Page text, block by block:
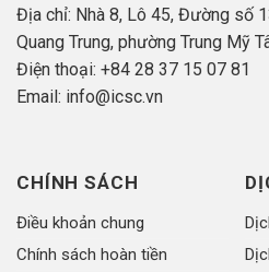
Địa chỉ: Nhà 8, Lô 45, Đường số
Quang Trung, phường Trung Mỹ
Điện thoại: +84 28 37 15 07 81
Email: info@icsc.vn
CHÍNH SÁCH
Điều khoản chung
Chính sách hoàn tiền